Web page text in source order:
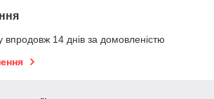
впродовж 14 днів за домовленістю